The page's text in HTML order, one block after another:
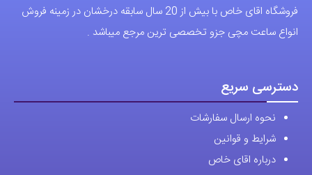
فروشگاه اقای خاص با بیش از 20 سال سابقه درخشان در زمینه فروش
انواع ساعت مچی جزو تخصصی ترین مرجع میباشد .
دسترسی سریع
نحوه ارسال سفارشات
شرایط و قوانین
درباره اقای خاص